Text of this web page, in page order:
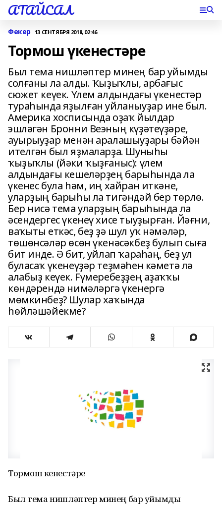
АТАЙСАЛ
Фекер 13 СЕНТЯБРЯ 2018, 02:46
Тормош үкенестәре
Был тема нишләптер минең бар уйымды
солғаны ла алды. Ҡыҙыҡлы, арбағыс
сюжет кеүек. Үлем алдындағы үкенестәр
тураһында яҙылған уйланыуҙар ине был.
Америка хосписында оҙаҡ йылдар
эшләгән Бронни Веэның күҙәтеүҙәре,
ауырыуҙар менән аралашыуҙары бәйән
ителгән был яҙмаларҙа. Шуныһы
ҡыҙыҡлы (йәки ҡыҙғаныс): үлем
алдындағы кешеләрҙең барыһында ла
үкенес була һәм, иң хайран иткәне,
уларҙың барыһы ла тигәндәй бер төрлө.
Бер нисә тема уларҙың барыһында ла
әсендергес үкенеү хисе тыуҙырған. Йәғни,
ваҡыты еткәс, беҙ ҙә шул уҡ нәмәләр,
төшөнсәләр өсөн үкенәсәкбеҙ булып сыға
бит инде. Ә бит, уйлап ҡараһаң, беҙ ул
буласаҡ үкенеүҙәр теҙмәһен кәметә лә
алабыҙ кеүек. Fүмеребеҙҙең аҙаҡҡы
көндәрендә нимәләргә үкенергә
мөмкинбеҙ? Шулар хаҡында
һөйләшәйекме?
Тормош үкенестәре
Был тема нишләптер минең бар уйымды